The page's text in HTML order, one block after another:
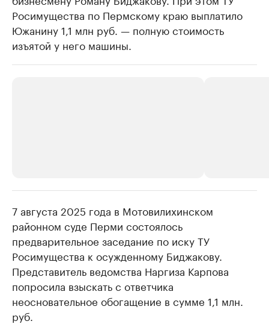
Росимущества по Пермскому краю выплатило
Южанину 1,1 млн руб. — полную стоимость
изъятой у него машины.
Крупные организации в
нефтегазовой промышленности
Найдите и проверьте данные в каталоге Посмотрите
7 августа 2025 года в Мотовилихинском
районном суде Перми состоялось
предварительное заседание по иску ТУ
Росимущества к осужденному Биджакову.
Представитель ведомства Наргиза Карпова
попросила взыскать с ответчика
неосновательное обогащение в сумме 1,1 млн.
руб.